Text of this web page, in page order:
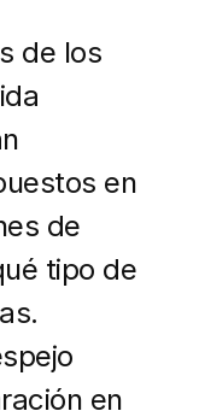
de los
en
de
tipo de
en